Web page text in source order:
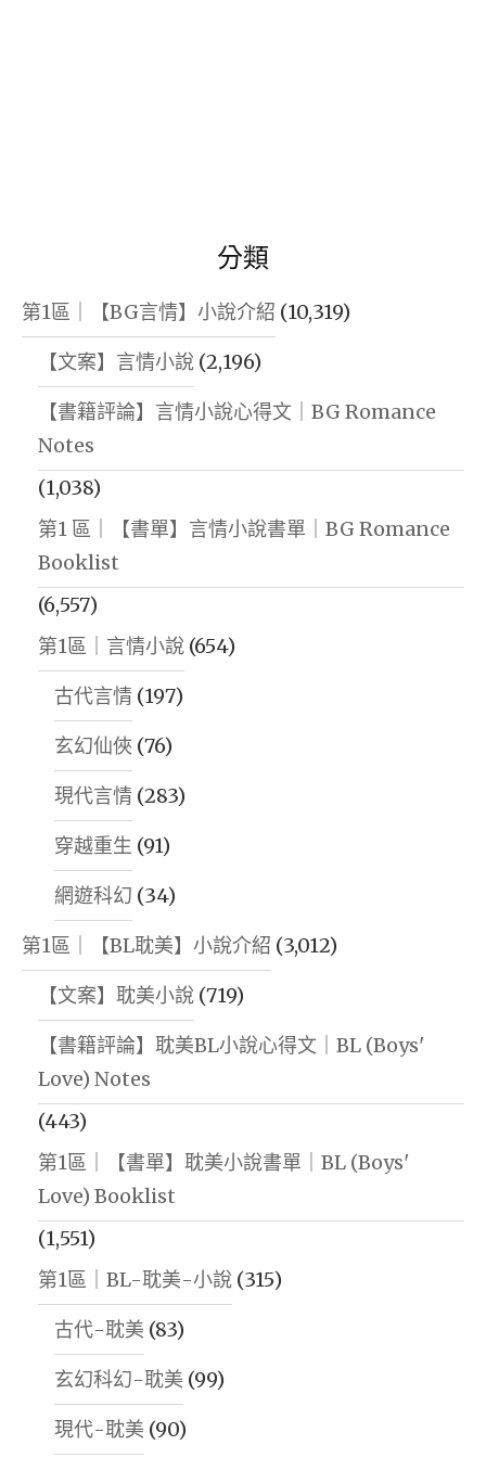
分類
第1區｜【BG言情】小說介紹 (10,319)
【文案】言情小說 (2,196)
【書籍評論】言情小說心得文｜BG Romance
Notes
(1,038)
第1 區｜【書單】言情小說書單｜BG Romance
Booklist
(6,557)
第1區｜言情小說 (654)
古代言情 (197)
玄幻仙俠 (76)
現代言情 (283)
穿越重生 (91)
網遊科幻 (34)
第1區｜【BL耽美】小說介紹 (3,012)
【文案】耽美小說 (719)
【書籍評論】耽美BL小說心得文｜BL (Boys'
Love) Notes
(443)
第1區｜【書單】耽美小說書單｜BL (Boys'
Love) Booklist
(1,551)
第1區｜BL-耽美-小說 (315)
古代-耽美 (83)
玄幻科幻-耽美 (99)
現代-耽美 (90)